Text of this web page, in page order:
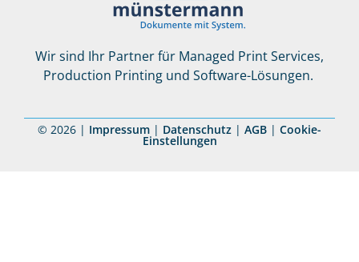
Wir sind Ihr Partner für Managed Print Services,
Production Printing und Software-Lösungen.
© 2026 | Impressum | Datenschutz | AGB | Cookie-
Einstellungen